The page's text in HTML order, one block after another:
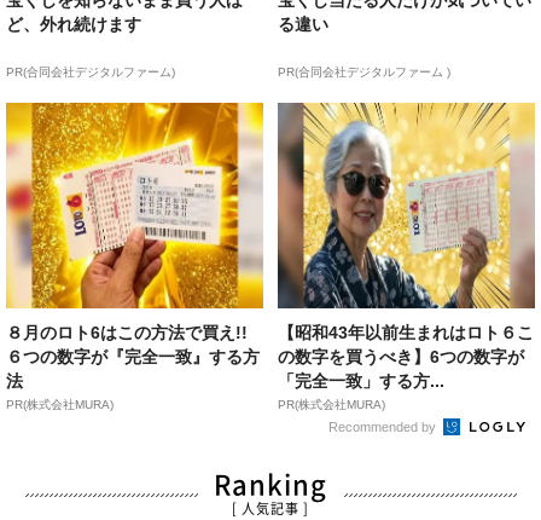
ど、外れ続けます
PR(合同会社デジタルファーム)
る違い
PR(合同会社デジタルファーム )
８月のロト6はこの方法で買え!!
６つの数字が『完全一致』する方
法
PR(株式会社MURA)
【昭和43年以前生まれはロト６こ
の数字を買うべき】6つの数字が
「完全一致」する方...
PR(株式会社MURA)
Recommended by
Ranking
[ 人気記事 ]